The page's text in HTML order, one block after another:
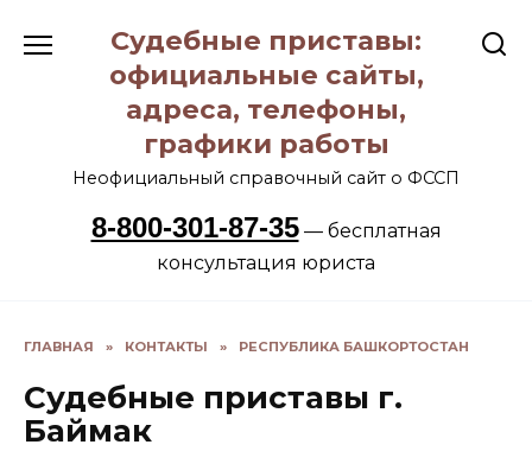
содержанию
Судебные приставы:
официальные сайты,
адреса, телефоны,
графики работы
Неофициальный справочный сайт о ФССП
8-800-301-87-35— бесплатная
консультация юриста
ГЛАВНАЯ » КОНТАКТЫ » РЕСПУБЛИКА БАШКОРТОСТАН
Судебные приставы г.
Баймак